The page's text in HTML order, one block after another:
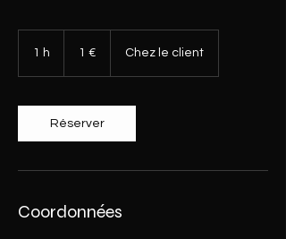
1 h 1 € Chez le client
Réserver
Coordonnées